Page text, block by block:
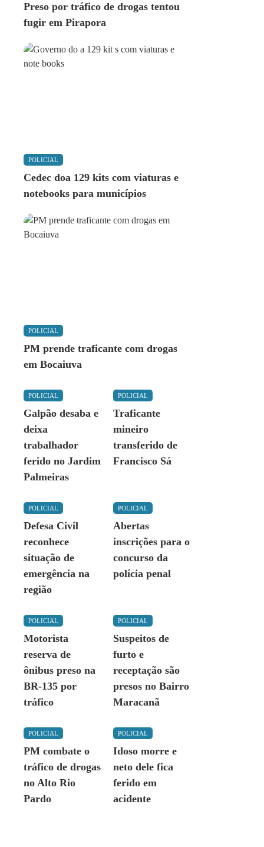
Preso por tráfico de drogas tentou
fugir em Pirapora
POLICIAL
Cedec doa 129 kits com viaturas e
notebooks para municípios
POLICIAL
PM prende traficante com drogas
em Bocaiuva
POLICIAL
Galpão desaba e
deixa
trabalhador
ferido no Jardim
Palmeiras
POLICIAL
Traficante
mineiro
transferido de
Francisco Sá
POLICIAL
Defesa Civil
reconhece
situação de
emergência na
região
POLICIAL
Abertas
inscrições para o
concurso da
polícia penal
POLICIAL
Motorista
reserva de
ônibus preso na
BR-135 por
tráfico
POLICIAL
Suspeitos de
furto e
receptação são
presos no Bairro
Maracanã
POLICIAL
PM combate o
tráfico de drogas
no Alto Rio
Pardo
POLICIAL
Idoso morre e
neto dele fica
ferido em
acidente